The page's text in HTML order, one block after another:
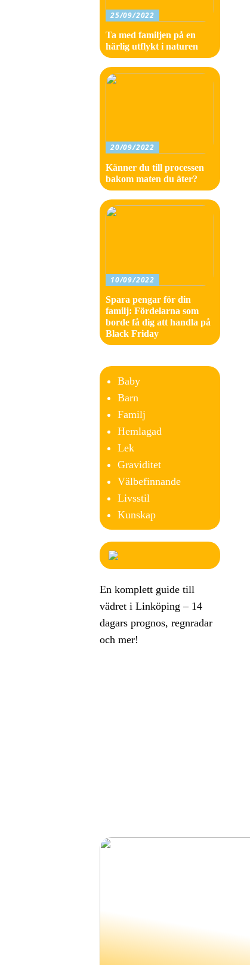
25/09/2022
Ta med familjen på en
härlig utflykt i naturen
20/09/2022
Känner du till processen
bakom maten du äter?
10/09/2022
Spara pengar för din
familj: Fördelarna som
borde få dig att handla på
Black Friday
Baby
Barn
Familj
Hemlagad
Lek
Graviditet
Välbefinnande
Livsstil
Kunskap
En komplett guide till
vädret i Linköping – 14
dagars prognos, regnradar
och mer!